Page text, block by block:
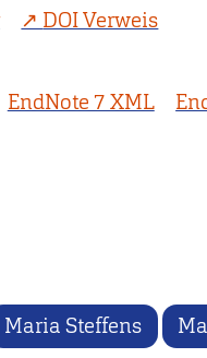
DOI Verweis
EndNote 7 XML
Maria Steffens